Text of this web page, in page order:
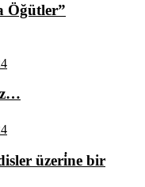
Öğütler”
üzeri̇ne bir